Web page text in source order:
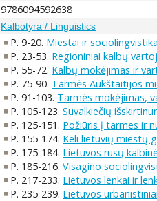
9786094592638
Kalbotyra / Linguistics
P. 9-20. Miestai ir sociolingvistika
P. 23-53. Regioniniai kalbų
P. 55-72. Kalbų mokėjimas ir
P. 75-90. Tarmės Aukštaitijos
P. 91-103. Tarmės mokėjimas,
P. 105-123.Suvalkiečių
P. 125-151. Požiūris į tarmes ir
P. 155-174. Keli lietuvių miestų
P. 175-184. Lietuvos rusų
P. 185-216.Visagino
P. 217-233. Lietuvos lenkai ir
P. 235-239. Lietuvos